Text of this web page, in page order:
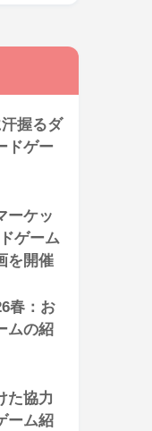
握るダ
ドゲー
ーケッ
ゲーム
を開催
春：お
ムの紹
た協力
ーム紹